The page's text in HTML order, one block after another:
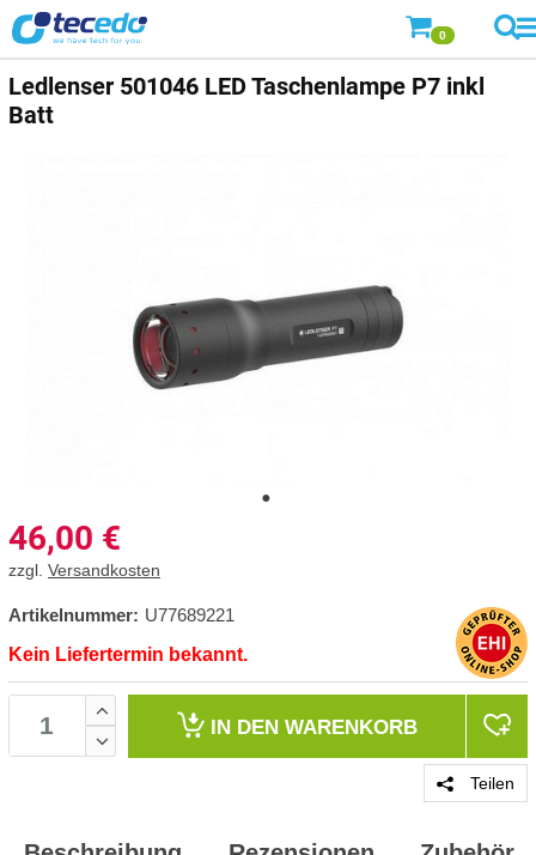
0
Ledlenser 501046 LED Taschenlampe P7 inkl
Batt
46,00 €
zzgl. Versandkosten
Artikelnummer: U77689221
Kein Liefertermin bekannt.
IN DEN WARENKORB
Teilen